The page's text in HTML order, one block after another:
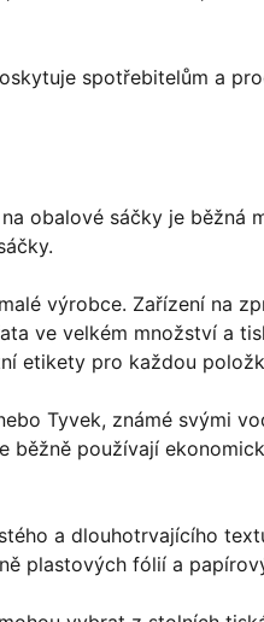
spotřebitelům a
obalové sáčky je běžná
výrobce. Zařízení na
ve velkém množství a
etikety pro každou
Tyvek, známé svými
běžně používají
a dlouhotrvajícího
plastových fólií a